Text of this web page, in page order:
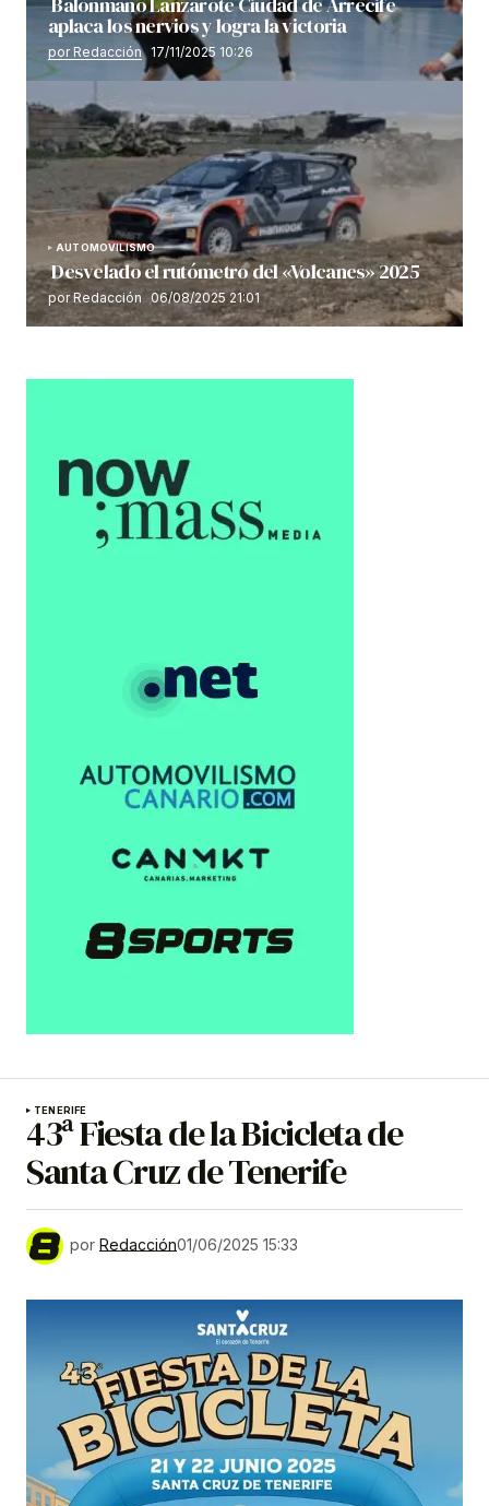
aplaca los nervios y logra la victoria
por Redacción 17/11/2025 10:26
AUTOMOVILISMO
Desvelado el rutómetro del «Volcanes» 2025
por Redacción 06/08/2025 21:01
TENERIFE
43ª Fiesta de la Bicicleta de
Santa Cruz de Tenerife
por Redacción01/06/2025 15:33